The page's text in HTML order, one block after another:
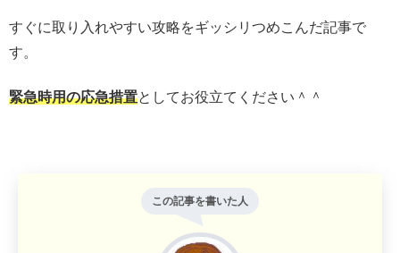
すぐに取り入れやすい攻略をギッシリつめこんだ記事で
す。
緊急時用の応急措置としてお役立てください＾＾
この記事を書いた人